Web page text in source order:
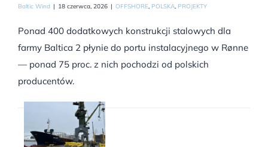
Baltic Wind | 18 czerwca, 2026 | OFFSHORE, POLSKA, PROJEKTY
Ponad 400 dodatkowych konstrukcji stalowych dla
farmy Baltica 2 płynie do portu instalacyjnego w Rønne
— ponad 75 proc. z nich pochodzi od polskich
producentów.